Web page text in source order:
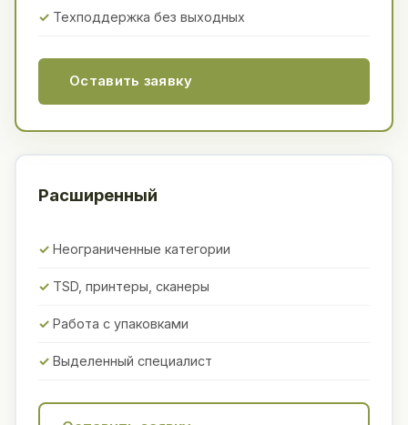
Техподдержка без выходных
Оставить заявку
Расширенный
Неограниченные категории
TSD, принтеры, сканеры
Работа с упаковками
Выделенный специалист